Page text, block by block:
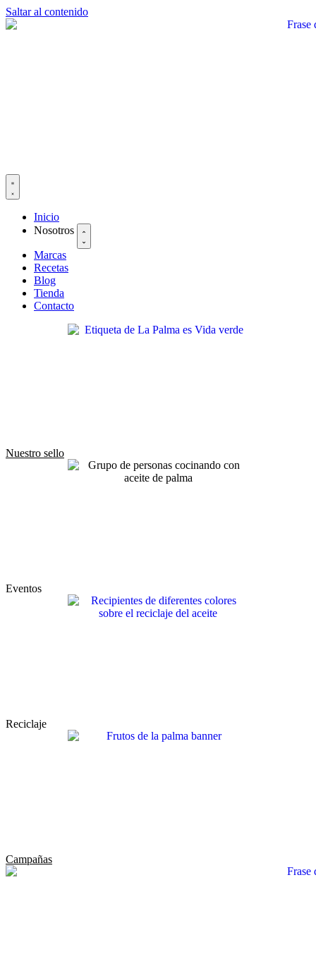
Saltar al contenido
Inicio
Nosotros
Marcas
Recetas
Blog
Tienda
Contacto
Nuestro sello
Eventos
Reciclaje
Campañas